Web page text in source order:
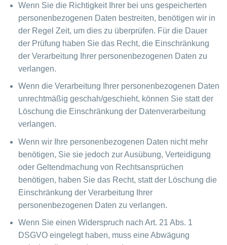
Wenn Sie die Richtigkeit Ihrer bei uns gespeicherten
personenbezogenen Daten bestreiten, benötigen wir in
der Regel Zeit, um dies zu überprüfen. Für die Dauer
der Prüfung haben Sie das Recht, die Einschränkung
der Verarbeitung Ihrer personenbezogenen Daten zu
verlangen.
Wenn die Verarbeitung Ihrer personenbezogenen Daten
unrechtmäßig geschah/geschieht, können Sie statt der
Löschung die Einschränkung der Datenverarbeitung
verlangen.
Wenn wir Ihre personenbezogenen Daten nicht mehr
benötigen, Sie sie jedoch zur Ausübung, Verteidigung
oder Geltendmachung von Rechtsansprüchen
benötigen, haben Sie das Recht, statt der Löschung die
Einschränkung der Verarbeitung Ihrer
personenbezogenen Daten zu verlangen.
Wenn Sie einen Widerspruch nach Art. 21 Abs. 1
DSGVO eingelegt haben, muss eine Abwägung